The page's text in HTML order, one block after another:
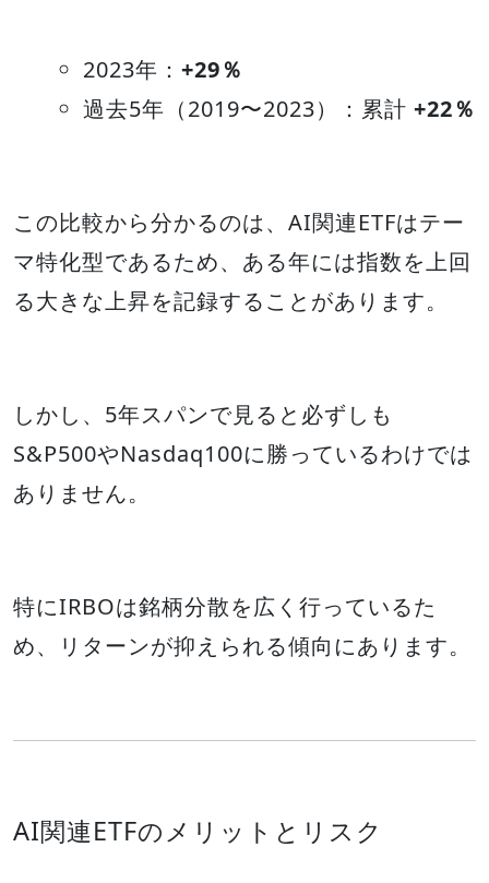
2023年： +29％
過去5年（2019〜2023）：累計 +22％
この比較から分かるのは、AI関連ETFはテー
マ特化型であるため、ある年には指数を上回
る大きな上昇を記録することがあります。
しかし、5年スパンで見ると必ずしも
S&P500やNasdaq100に勝っているわけでは
ありません。
特にIRBOは銘柄分散を広く行っているた
め、リターンが抑えられる傾向にあります。
AI関連ETFのメリットとリスク